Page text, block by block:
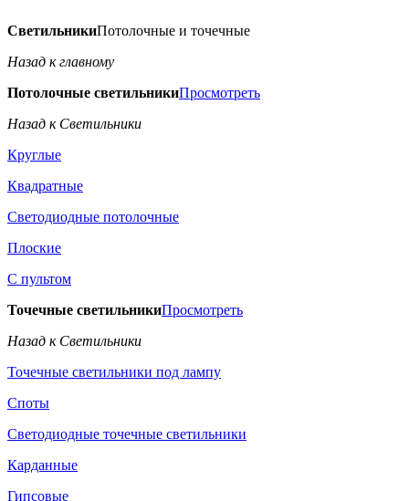
СветильникиПотолочные и точечные
Назад к главному
Потолочные светильникиПросмотреть
Назад к Светильники
Круглые
Квадратные
Светодиодные потолочные
Плоские
С пультом
Точечные светильникиПросмотреть
Назад к Светильники
Точечные светильники под лампу
Споты
Светодиодные точечные светильники
Карданные
Гипсовые